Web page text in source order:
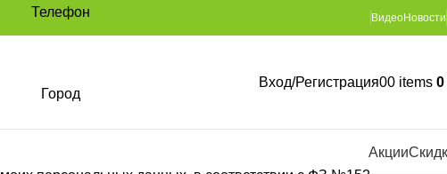
Телефон
Город
ВидеоНовости
Вход/Регистрация00 items 0
Акции